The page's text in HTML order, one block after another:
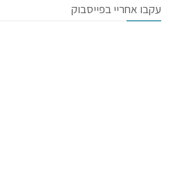
עקבו אחריי בפייסבוק